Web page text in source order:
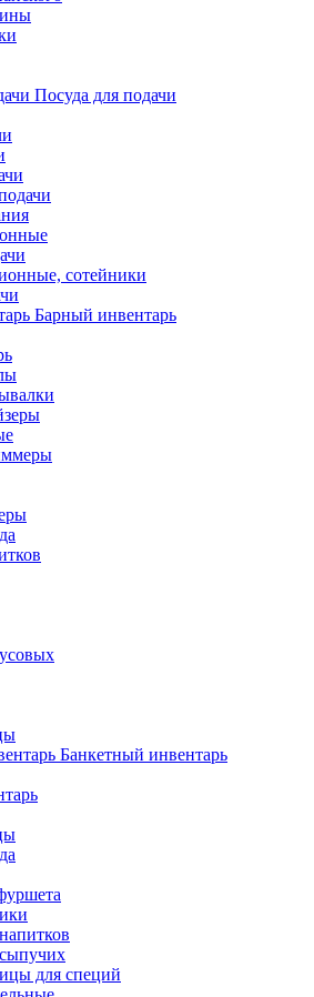
Посуда для подачи
сотейники
Барный инвентарь
Банкетный инвентарь
для специй